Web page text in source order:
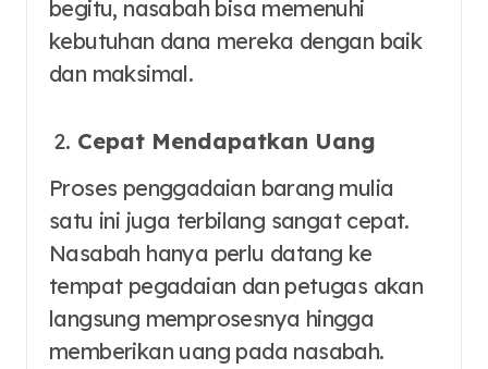
begitu, nasabah bisa memenuhi
kebutuhan dana mereka dengan baik
dan maksimal.
Cepat Mendapatkan Uang
Proses penggadaian barang mulia
satu ini juga terbilang sangat cepat.
Nasabah hanya perlu datang ke
tempat pegadaian dan petugas akan
langsung memprosesnya hingga
memberikan uang pada nasabah.